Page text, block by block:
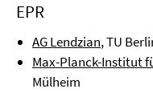
EPR
AG Lendzian, TU
Max-Planck-Institut
Mülheim